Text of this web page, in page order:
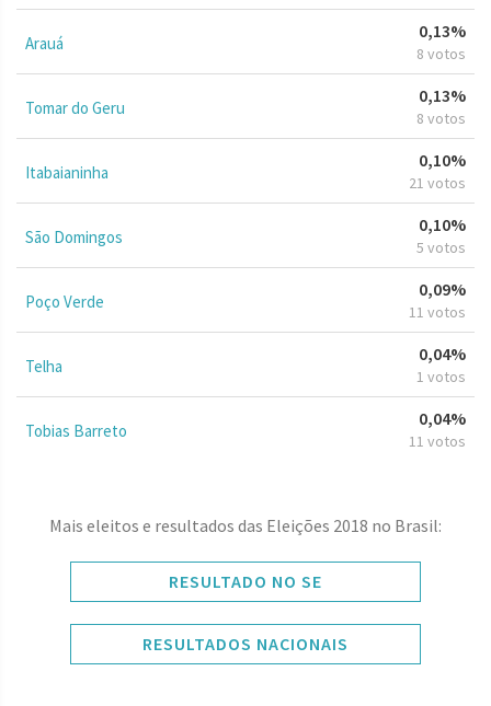
Arauá
0,13%
8 votos
Tomar do Geru
0,13%
8 votos
Itabaianinha
0,10%
21 votos
São Domingos
0,10%
5 votos
Poço Verde
0,09%
11 votos
Telha
0,04%
1 votos
Tobias Barreto
0,04%
11 votos
Mais eleitos e resultados das Eleições 2018 no Brasil:
RESULTADO NO SE
RESULTADOS NACIONAIS